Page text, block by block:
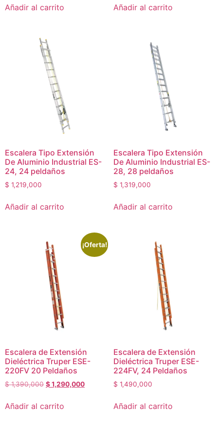
Añadir al carrito Añadir al carrito
Escalera Tipo Extensión
De Aluminio Industrial ES-
24, 24 peldaños
$ 1,219,000
Añadir al carrito
Escalera Tipo Extensión
De Aluminio Industrial ES-
28, 28 peldaños
$ 1,319,000
Añadir al carrito
¡Oferta!
Escalera de Extensión
Dieléctrica Truper ESE-
220FV 20 Peldaños
$1,390,000 $1,290,000
Añadir al carrito
Escalera de Extensión
Dieléctrica Truper ESE-
224FV, 24 Peldaños
$ 1,490,000
Añadir al carrito